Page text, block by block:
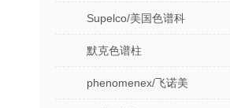
Supelco/美国色谱科
默克色谱柱
phenomenex/飞诺美